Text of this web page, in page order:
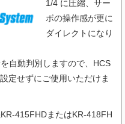
1/4 に圧縮、サー
ボの操作感が更に
ダイレクトになり
自動判別しますので、HCS
定せずにご使用いただけま
415FHDまたはKR-418FH